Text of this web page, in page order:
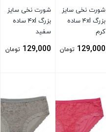
شورت نخی سایز
بزرگ ۴xl ساده
کرم
129,000 تومان
شورت نخی سایز
بزرگ ۴xl ساده
سفید
129,000 تومان